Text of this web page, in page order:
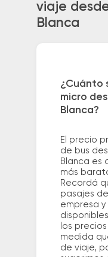
viaje
Blanca
¿Cuánto
micro
Blanca?
El precio
de bus
Blanca es
más
Recordá
pasajes
empresa
los
medida
de viaje,